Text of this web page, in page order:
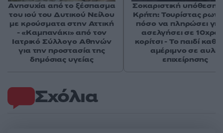
Σχόλια
Ανησυχία από το ξέσπασμα
του ιού του Δυτικού Νείλου
με κρούσματα στην Αττική
- «Καμπανάκι» από τον
Ιατρικό Σύλλογο Αθηνών
για την προστασία της
δημόσιας υγείας
Σοκαριστική υπόθεση
Κρήτη: Τουρίστας
πόσο να πληρώσει
ασελγήσει σε
κορίτσι - Το παιδί
αμέριμνο σε αυλή
επιχείρησης